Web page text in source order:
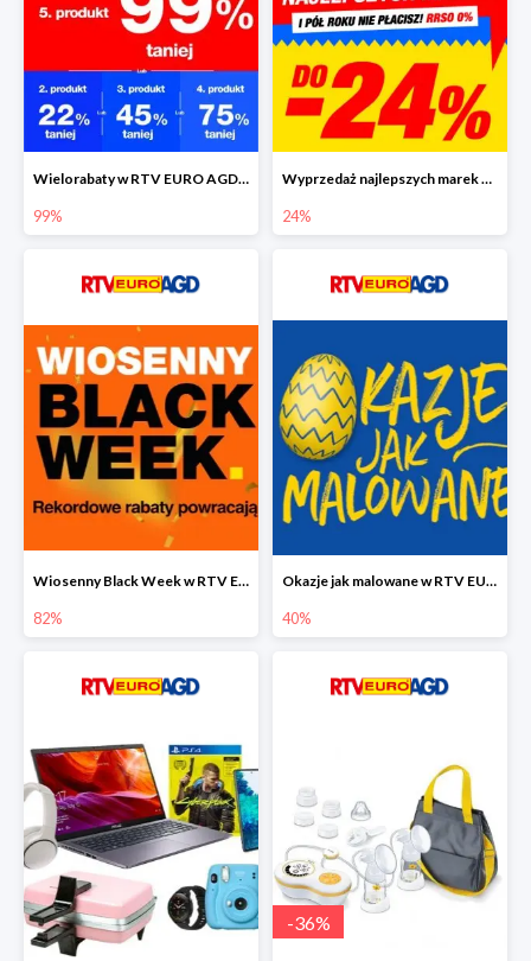
Wielorabaty w RTV EURO AGD - piąty produkt nawet 99% taniej
99%
Wyprzedaż najlepszych marek w RTV EURO AGD do -24%
24%
Wiosenny Black Week w RTV EURO AGD do -82%
82%
Okazje jak malowane w RTV EURO AGD do -40%
40%
-36%